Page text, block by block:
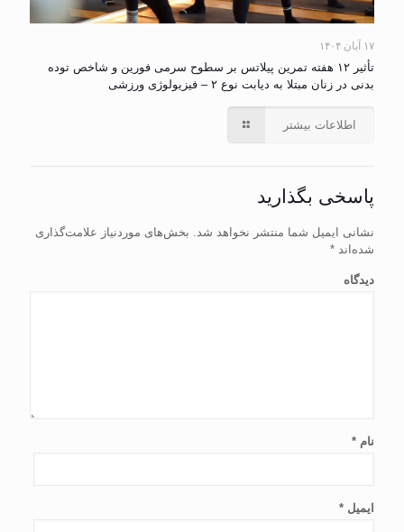
۱۷ آبان ۱۴۰۴
تأثیر ۱۲ هفته تمرین پیلاتس بر سطوح سرمی فورین و شاخص توده
بدنی در زنان مبتلا به دیابت نوع ۲ – فیزیولوژی ورزشی
اطلاعات بیشتر
پاسخی بگذارید
نشانی ایمیل شما منتشر نخواهد شد. بخش‌های موردنیاز علامت‌گذاری
شده‌اند *
دیدگاه
نام *
ایمیل *